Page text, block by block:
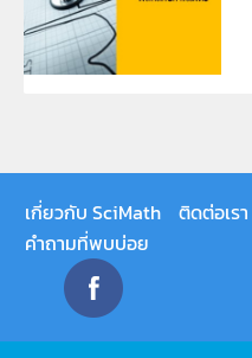
เกี่ยวกับ SciMath ติดต่อเรา
คำถามที่พบบ่อย